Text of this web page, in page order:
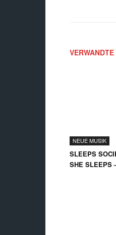
NEUE MUSIK
SLEEPS
SHE SLEEPS